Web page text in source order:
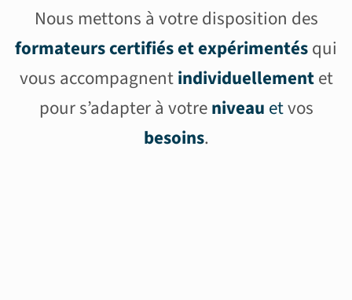
Nous mettons à votre disposition des
formateurs certifiés et expérimentésqui
vous accompagnentindividuellementet
pour s’adapter à votreniveau etvos
besoins.